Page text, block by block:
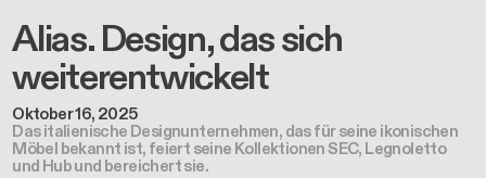
Alias. Design, das sich
weiterentwickelt
Oktober 16, 2025
Das italienische Designunternehmen, das für seine ikonischen
Möbel bekannt ist, feiert seine Kollektionen SEC, Legnoletto
und Hub und bereichert sie.